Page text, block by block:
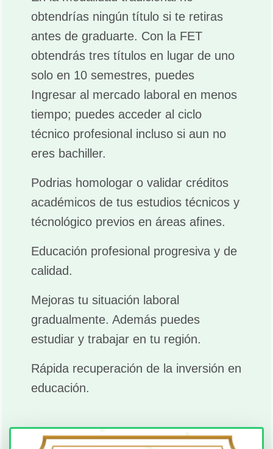
obtendrías ningún título si te retiras
antes de graduarte. Con la FET
obtendrás tres títulos en lugar de uno
solo en 10 semestres, puedes
Ingresar al mercado laboral en menos
tiempo; puedes acceder al ciclo
técnico profesional incluso si aun no
eres bachiller.
Podrias homologar o validar créditos
académicos de tus estudios técnicos y
técnológico previos en áreas afines.
Educación profesional progresiva y de
calidad.
Mejoras tu situación laboral
gradualmente. Además puedes
estudiar y trabajar en tu región.
Rápida recuperación de la inversión en
educación.